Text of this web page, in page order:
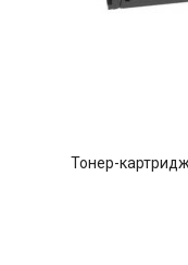
Тонер-